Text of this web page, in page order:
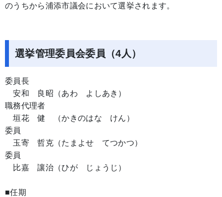
のうちから浦添市議会において選挙されます。
選挙管理委員会委員（4人）
委員長
安和 良昭（あわ よしあき）
職務代理者
垣花 健 （かきのはな けん）
委員
玉寄 哲克（たまよせ てつかつ）
委員
比嘉 讓治（ひが じょうじ）
■任期